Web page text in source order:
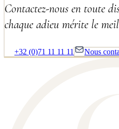
Contactez-nous en toute
chaque adieu mérite le
+32 (0)71 11 11 11 Nous